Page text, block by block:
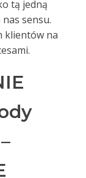
tą jedną
sensu.
klientów na